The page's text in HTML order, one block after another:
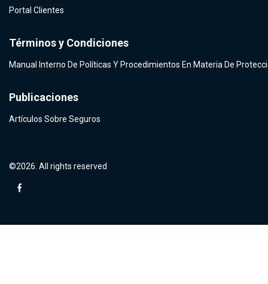
Portal Clientes
Términos y Condiciones
Manual Interno De Políticas Y Procedimientos En Materia De
Publicaciones
Artículos Sobre Seguros
©2026. All rights reserved